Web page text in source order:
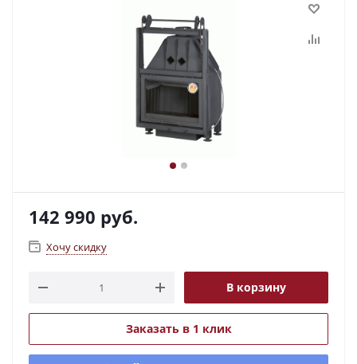
142 990 руб.
Хочу скидку
В корзину
Заказать в 1 клик